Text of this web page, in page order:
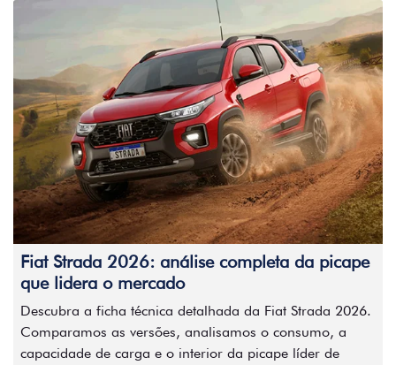
Fiat Strada 2026: análise completa da picape
que lidera o mercado
Descubra a ficha técnica detalhada da Fiat Strada 2026.
Comparamos as versões, analisamos o consumo, a
capacidade de carga e o interior da picape líder de